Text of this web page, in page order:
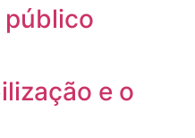
e o